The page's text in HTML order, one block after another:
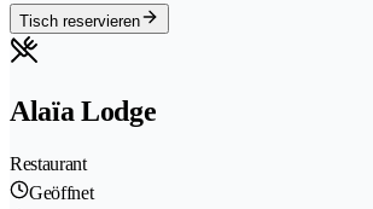
Tisch reservieren
Alaïa Lodge
Restaurant
Geöffnet